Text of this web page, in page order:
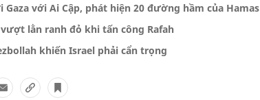
với Ai Cập, phát hiện 20 đường hầm của Hamas
lằn ranh đỏ khi tấn công Rafah
khiến Israel phải cẩn trọng